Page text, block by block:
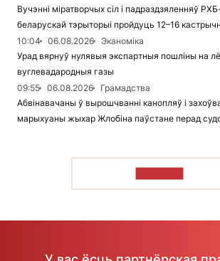
Вучэнні міратворчых сіл і падраздзяленняў
беларускай тэрыторыі пройдуць 12–16
10:04
06.08.2026
Эканоміка
Урад вярнуў нулявыя экспартныя пошліны на
вуглевадародныя газы
09:55
06.08.2026
Грамадства
Абвінавачаны ў вырошчванні канопляў і
марыхуаны жыхар Жлобіна паўстане перад